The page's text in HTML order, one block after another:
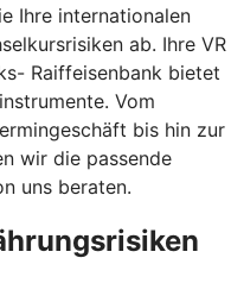
Ihre internationalen
ab. Ihre VR
Raiffeisenbank bietet
Vom
bis hin zur
wir die passende
uns beraten.